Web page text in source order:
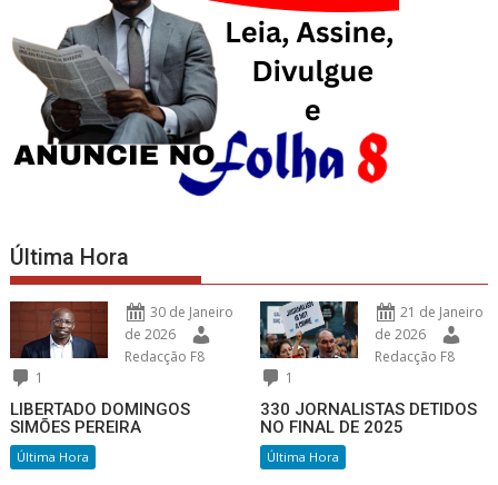
Última Hora
30 de Janeiro
de 2026
Redacção F8
1
LIBERTADO DOMINGOS
SIMÕES PEREIRA
Última Hora
21 de Janeiro
de 2026
Redacção F8
1
330 JORNALISTAS DETIDOS
NO FINAL DE 2025
Última Hora